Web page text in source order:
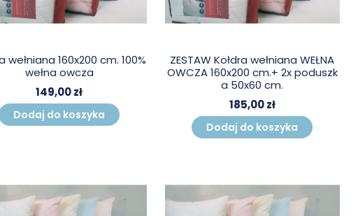
wełniana 160x200 cm. 100%
wełna owcza
149,00 zł
Dodaj do koszyka
ZESTAW Kołdra wełniana WEŁNA
OWCZA 160x200 cm.+ 2x poduszk
a 50x60 cm.
185,00 zł
Dodaj do koszyka